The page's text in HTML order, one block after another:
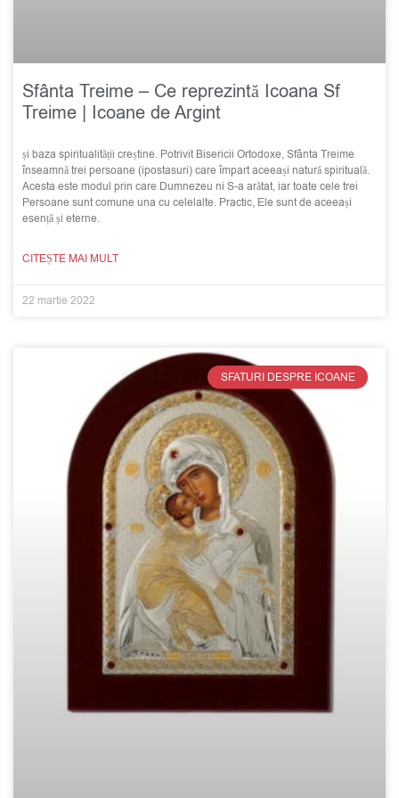
Sfânta Treime – Ce reprezintă Icoana Sf
Treime | Icoane de Argint
și baza spiritualității creștine. Potrivit Bisericii Ortodoxe, Sfânta Treime
înseamnă trei persoane (ipostasuri) care împart aceeași natură spirituală.
Acesta este modul prin care Dumnezeu ni S-a arătat, iar toate cele trei
Persoane sunt comune una cu celelalte. Practic, Ele sunt de aceeași
esență și eterne.
CITEȘTE MAI MULT
22 martie 2022
SFATURI DESPRE ICOANE